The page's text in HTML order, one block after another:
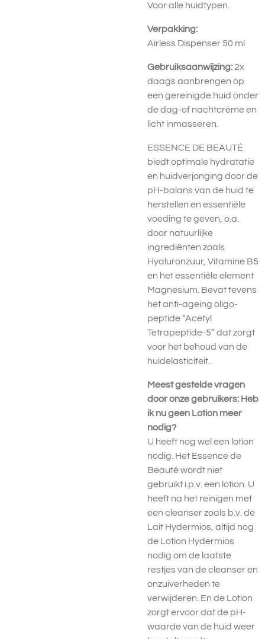
Voor alle huidtypen.
Verpakking:
Airless Dispenser 50 ml
Gebruiksaanwijzing:2x
daags aanbrengen op
een gereinigde huid onder
de dag-of nachtcrème en
licht inmasseren.
ESSENCE DE BEAUTÉ
biedt optimale hydratatie
en huidverjonging door de
pH-balans van de huid te
herstellen en essentiële
voeding te geven, o.a.
door natuurlijke
ingrediënten zoals
Hyaluronzuur, Vitamine B5
en het essentiële element
Magnesium. Bevat tevens
het anti-ageing oligo-
peptide “Acetyl
Tetrapeptide-5” dat zorgt
voor het behoud van de
huidelasticiteit.
Meest gestelde vragen
door onze gebruikers: Heb
ik nu geen Lotion meer
nodig?
U heeft nog wel een lotion
nodig. Het Essence de
Beauté wordt niet
gebruikt i.p.v. een lotion. U
heeft na het reinigen met
een cleanser zoals b.v. de
Lait Hydermios, altijd nog
de Lotion Hydermios
nodig om de laatste
restjes van de cleanser en
onzuiverheden te
verwijderen. En de Lotion
zorgt ervoor dat de pH-
waarde van de huid weer